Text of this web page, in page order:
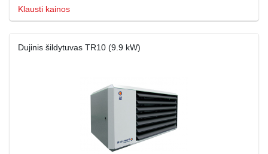
Klausti kainos
Dujinis šildytuvas TR10 (9.9 kW)